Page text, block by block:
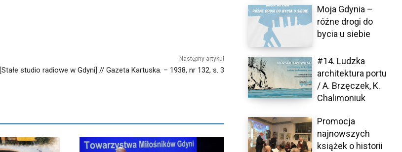
Następny artykuł
[Stałe studio radiowe w Gdyni] // Gazeta Kartuska. – 1938, nr 132, s. 3
Moja Gdynia –
różne drogi do
bycia u siebie
#14. Ludzka
architektura portu
/ A. Brzęczek, K.
Chalimoniuk
Promocja
najnowszych
książek o historii